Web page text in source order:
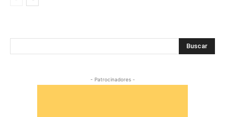
Buscar
- Patrocinadores -